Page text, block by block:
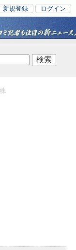
新規登録 ログイン